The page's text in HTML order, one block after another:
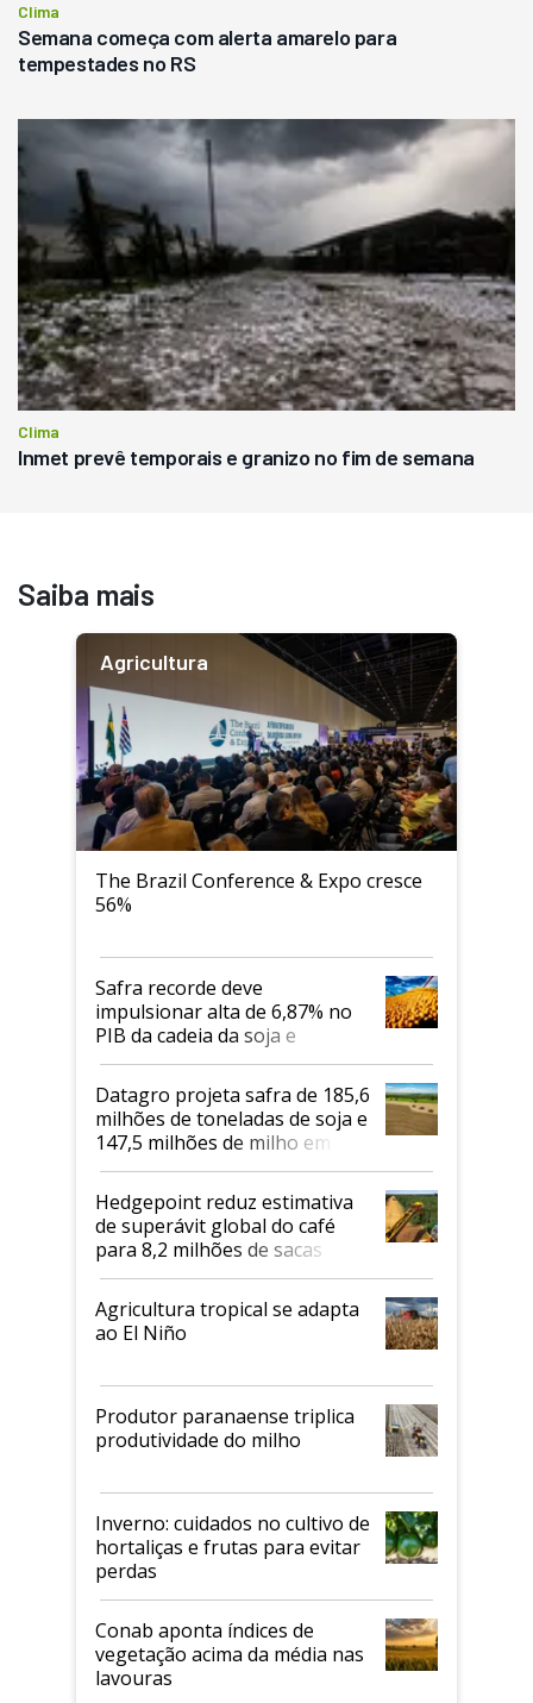
Clima
Semana começa com alerta amarelo para
tempestades no RS
Clima
Inmet prevê temporais e granizo no fim de semana
Saiba mais
Agricultura
The Brazil Conference & Expo cresce
56%
Safra recorde deve
impulsionar alta de 6,87% no
PIB da cadeia da soja e
biodiesel em 2026
Datagro projeta safra de 185,6
milhões de toneladas de soja e
147,5 milhões de milho em
2026/27
Hedgepoint reduz estimativa
de superávit global do café
para 8,2 milhões de sacas
Agricultura tropical se adapta
ao El Niño
Produtor paranaense triplica
produtividade do milho
Inverno: cuidados no cultivo de
hortaliças e frutas para evitar
perdas
Conab aponta índices de
vegetação acima da média nas
lavouras